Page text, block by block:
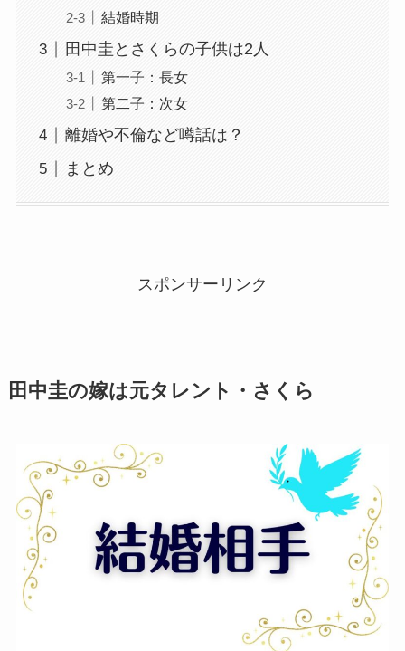
結婚時期
田中圭とさくらの子供は2人
第一子：長女
第二子：次女
離婚や不倫など噂話は？
まとめ
スポンサーリンク
田中圭の嫁は元タレント・さくら